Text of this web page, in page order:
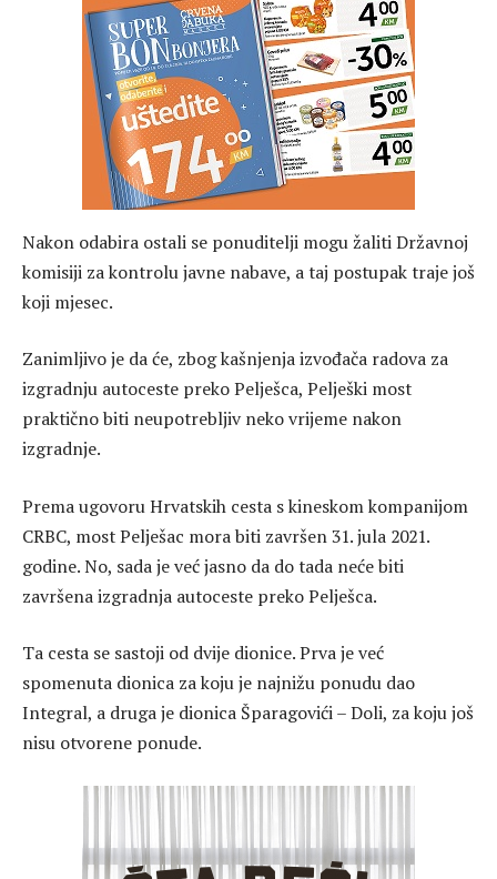
Nakon odabira ostali se ponuditelji mogu žaliti Državnoj
komisiji za kontrolu javne nabave, a taj postupak traje još
koji mjesec.
Zanimljivo je da će, zbog kašnjenja izvođača radova za
izgradnju autoceste preko Pelješca, Pelješki most
praktično biti neupotrebljiv neko vrijeme nakon
izgradnje.
Prema ugovoru Hrvatskih cesta s kineskom kompanijom
CRBC, most Pelješac mora biti završen 31. jula 2021.
godine. No, sada je već jasno da do tada neće biti
završena izgradnja autoceste preko Pelješca.
Ta cesta se sastoji od dvije dionice. Prva je već
spomenuta dionica za koju je najnižu ponudu dao
Integral, a druga je dionica Šparagovići – Doli, za koju još
nisu otvorene ponude.